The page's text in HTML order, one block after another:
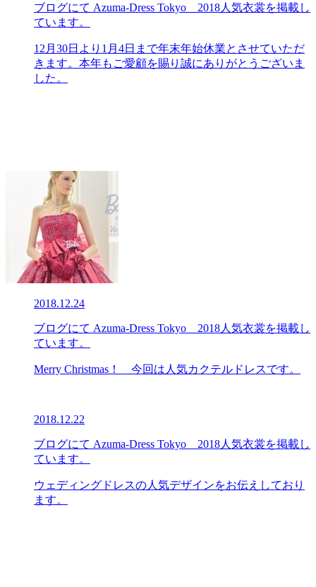
ブログにて Azuma-Dress Tokyo 2018人気衣裳を掲載し
ています。
12月30日より1月4日まで年末年始休業とさせていただ
きます。本年もご愛顧を賜り誠にありがとうございま
した。
2018.12.24
ブログにて Azuma-Dress Tokyo 2018人気衣裳を掲載し
ています。
Merry Christmas！ 今回は人気カクテルドレスです。
2018.12.22
ブログにて Azuma-Dress Tokyo 2018人気衣裳を掲載し
ています。
ウェディングドレスの人気デザインをお伝えしており
ます。